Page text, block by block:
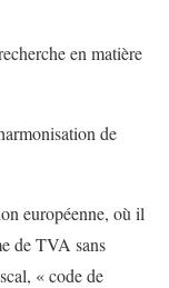
en matière
de
européenne, où il
de TVA sans
« code de